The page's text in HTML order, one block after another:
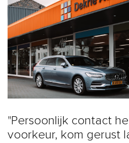
"Persoonlijk contact
voorkeur, kom gerust